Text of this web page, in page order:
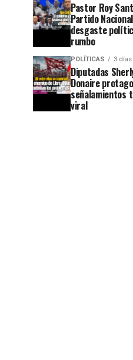
Pastor Roy
Partido
desgaste
rumbo
POLÍTICAS 3
Diputadas
Donaire
señalamientos
viral